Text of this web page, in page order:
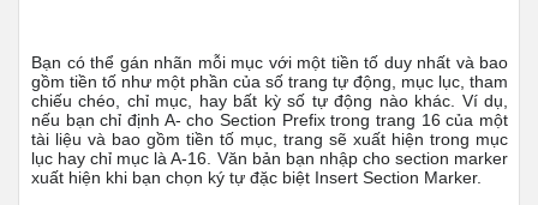
Bạn có thể gán nhãn mỗi mục với một tiền tố duy nhất và bao
gồm tiền tố như một phần của số trang tự động, mục lục, tham
chiếu chéo, chỉ mục, hay bất kỳ số tự động nào khác. Ví dụ,
nếu bạn chỉ định A- cho Section Prefix trong trang 16 của một
tài liệu và bao gồm tiền tố mục, trang sẽ xuất hiện trong mục
lục hay chỉ mục là A-16. Văn bản bạn nhập cho section marker
xuất hiện khi bạn chọn ký tự đặc biệt Insert Section Marker.